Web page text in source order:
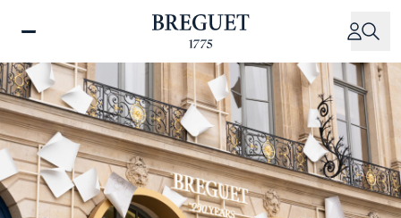
principal